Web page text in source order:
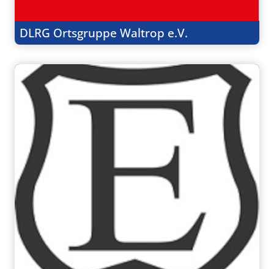
DLRG Ortsgruppe Waltrop e.V.